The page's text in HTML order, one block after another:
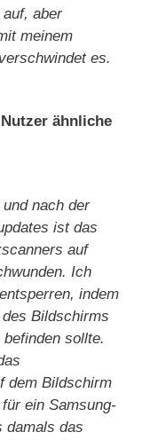
aber
meinem
es.
ähnliche
nach der
ist das
auf
Ich
indem
Bildschirms
sollte.
dem Bildschirm
ein Samsung-
damals das